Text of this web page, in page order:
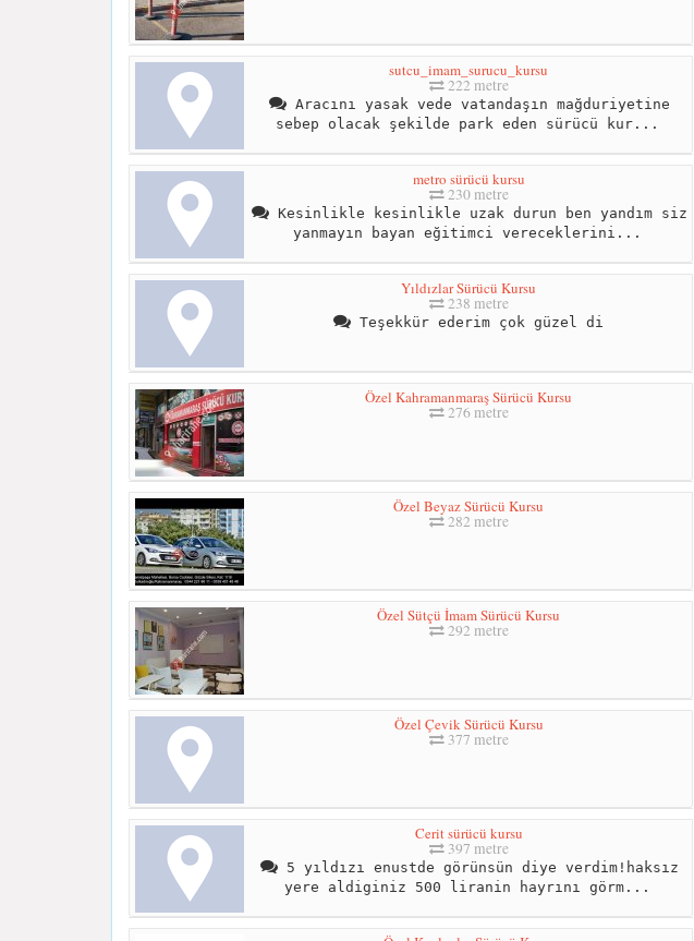
sutcu_imam_surucu_kursu
222 metre
Aracını yasak vede vatandaşın mağduriyetine
sebep olacak şekilde park eden sürücü kur...
metro sürücü kursu
230 metre
Kesinlikle kesinlikle uzak durun ben yandım siz
yanmayın bayan eğitimci vereceklerini...
Yıldızlar Sürücü Kursu
238 metre
Teşekkür ederim çok güzel di
Özel Kahramanmaraş Sürücü Kursu
276 metre
Özel Beyaz Sürücü Kursu
282 metre
Özel Sütçü İmam Sürücü Kursu
292 metre
Özel Çevik Sürücü Kursu
377 metre
Cerit sürücü kursu
397 metre
5 yıldızı enustde görünsün diye verdim!haksız
yere aldiginiz 500 liranin hayrını görm...